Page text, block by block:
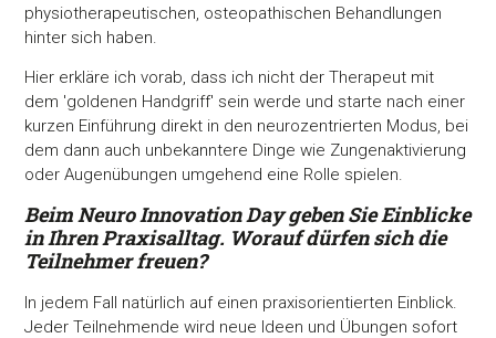
physiotherapeutischen, osteopathischen Behandlungen
hinter sich haben.
Hier erkläre ich vorab, dass ich nicht der Therapeut mit
dem 'goldenen Handgriff' sein werde und starte nach einer
kurzen Einführung direkt in den neurozentrierten Modus, bei
dem dann auch unbekanntere Dinge wie Zungenaktivierung
oder Augenübungen umgehend eine Rolle spielen.
Beim Neuro Innovation Day geben Sie Einblicke
in Ihren Praxisalltag. Worauf dürfen sich die
Teilnehmer freuen?
In jedem Fall natürlich auf einen praxisorientierten Einblick.
Jeder Teilnehmende wird neue Ideen und Übungen sofort